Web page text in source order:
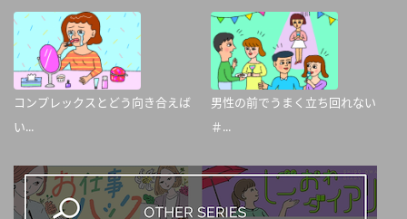
コンプレックスとどう向き合えば
い...
男性の前でうまく立ち回れない
＃...